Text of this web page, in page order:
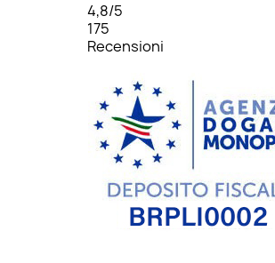
4,8/5
175
Recensioni